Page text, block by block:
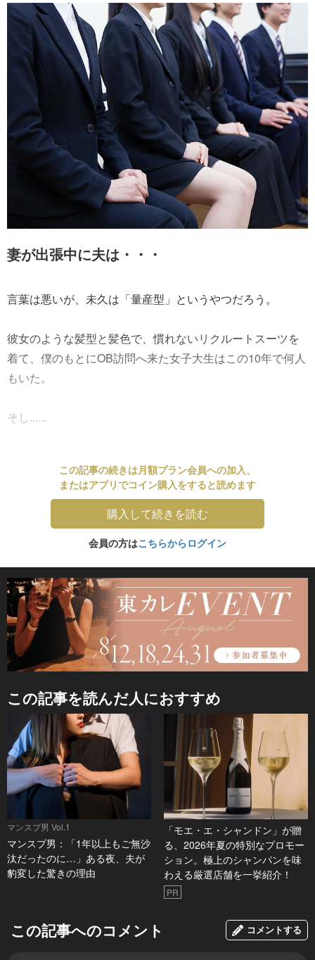
妻が出張中に夫は・・・
言葉は悪いが、未久は「量産型」というやつだろう。
彼女のような髪型と髪色で、慣れないリクルートスーツを
着て、僕のもとにOB訪問へ来た女子大生はこの10年で何人
もいた。
そし......
この記事の続きは月額プラン会員への加入、
またはアプリでコイン購入をすると読めます
購入して続きを読む
会員の方はこちらからログイン
この記事を読んだ人におすすめ
マンスプ男 Vol.1
マンスプ男：「1年以上もご無沙
汰だったのに…」ある夜、夫が
豹変した驚きの理由
「モエ・エ・シャンドン」が贈
る、2026年夏の特別なプロモー
ション。極上のシャンパンを味
わえる厳選店舗を一挙紹介！
PR
この記事へのコメント コメントする